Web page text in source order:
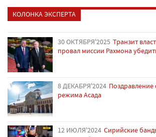
КОЛОНКА ЭКСПЕРТА
30 ОКТЯБРЯ'2025 Транзит
провал миссии Рахмона
8 ДЕКАБРЯ'2024
режима Асада
12 ИЮЛЯ'2024 Сирийские